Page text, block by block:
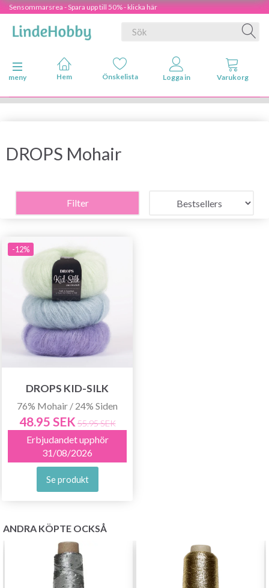
Sensommarsrea - Spara upp till 50% - klicka här
Ändra navigering
meny
DROPS Mohair
Filter
-12%
DROPS KID-SILK
76% Mohair / 24% Siden
48.95 SEK 55.95 SEK
Erbjudandet upphör
31/08/2026
Se produkt
ANDRA KÖPTE OCKSÅ